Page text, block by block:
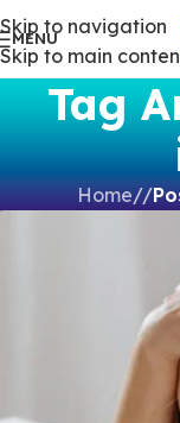
Skip to navigation
Skip to main
MENU
Tag
Home/